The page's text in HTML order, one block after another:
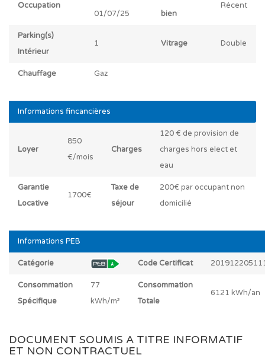
Occupation
01/07/25
bien
Récent
Parking(s)
Intérieur
1 Vitrage Double
Chauffage Gaz
Informations fincancières
Loyer
850
€/mois
Charges
120 € de provision de
charges hors elect et
eau
Garantie
Locative
1700€
Taxe de
séjour
200€ par occupant non
domicilié
Informations PEB
Catégorie Code Certificat
Consommation
Spécifique
77
kWh/m²
Consommation
Totale
6121 kWh/an
DOCUMENT SOUMIS A TITRE INFORMATIF
ET NON CONTRACTUEL